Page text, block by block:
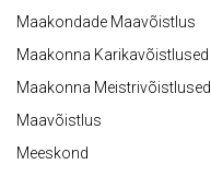
Maakondade Maavõistlus
Maakonna Karikavõistlused
Maakonna Meistrivõistlused
Maavõistlus
Meeskond